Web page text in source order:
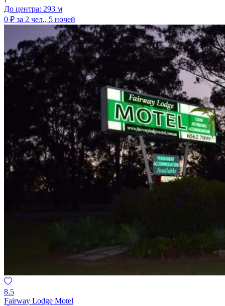
До центра: 293 м
0 ₽ за 2 чел., 5 ночей
8.5
Fairway Lodge Motel